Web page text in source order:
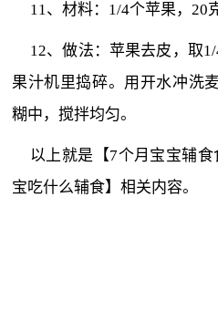
11、材料：1/4个苹果，20
12、做法：苹果去皮，取
果汁机里捣碎。用开水冲洗
糊中，搅拌均匀。
以上就是【7个月宝宝辅
宝吃什么辅食】相关内容。